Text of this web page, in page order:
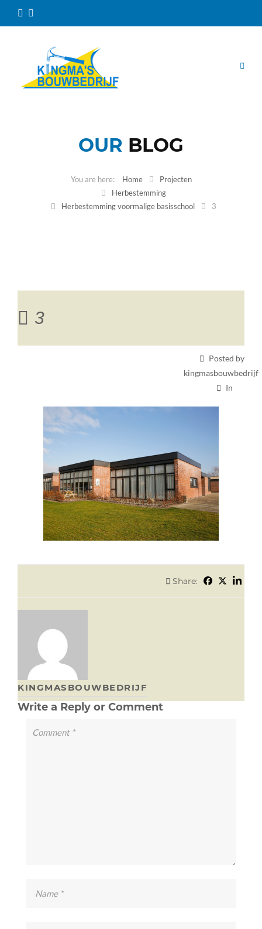
OUR BLOG
Home
Projecten
Herbestemming
Herbestemming voormalige basisschool
3
3
Posted by
kingmasbouwbedrijf
In
Share:
KINGMASBOUWBEDRIJF
Write a Reply or Comment